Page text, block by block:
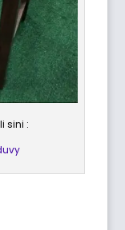
sini :